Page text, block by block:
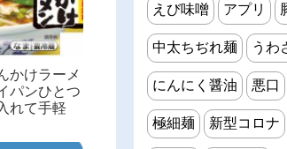
かけラーメ
パンひとつ
れて手軽
えび味噌 アプリ
中太ちぢれ麺 うわ
にんにく醤油 悪口
極細麺 新型コロナ